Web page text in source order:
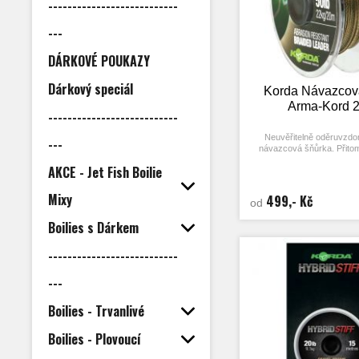
---------------------------
---
DÁRKOVÉ POUKAZY
Dárkový speciál
---------------------------
---
AKCE - Jet Fish Boilie
Mixy
Boilies s Dárkem
---------------------------
---
Boilies - Trvanlivé
Boilies - Plovoucí
Korda
Arma-Kord
Neuvěřitelně
návazcová šňůrka.
nízký průměr a nenápadné
Na cívce je 20
od 499,- Kč